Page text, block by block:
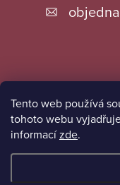
Tento web používá
tohoto webu
informacízde.
Informace pro vás
Přijímáme online